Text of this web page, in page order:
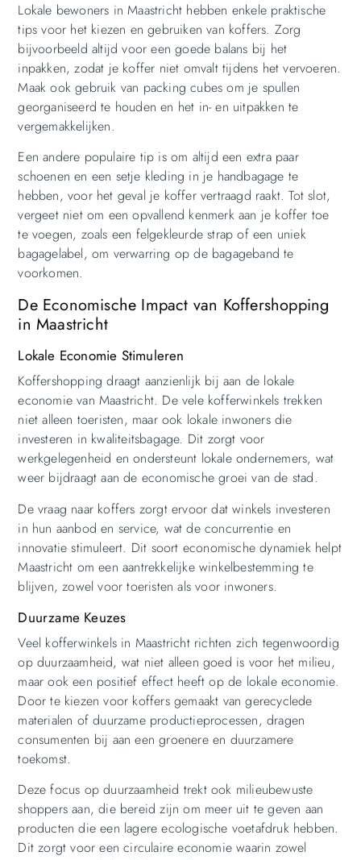
Lokale bewoners in Maastricht hebben enkele praktische
tips voor het kiezen en gebruiken van koffers. Zorg
bijvoorbeeld altijd voor een goede balans bij het
inpakken, zodat je koffer niet omvalt tijdens het vervoeren.
Maak ook gebruik van packing cubes om je spullen
georganiseerd te houden en het in- en uitpakken te
vergemakkelijken.
Een andere populaire tip is om altijd een extra paar
schoenen en een setje kleding in je handbagage te
hebben, voor het geval je koffer vertraagd raakt. Tot slot,
vergeet niet om een opvallend kenmerk aan je koffer toe
te voegen, zoals een felgekleurde strap of een uniek
bagagelabel, om verwarring op de bagageband te
voorkomen.
De Economische Impact van Koffershopping
in Maastricht
Lokale Economie Stimuleren
Koffershopping draagt aanzienlijk bij aan de lokale
economie van Maastricht. De vele kofferwinkels trekken
niet alleen toeristen, maar ook lokale inwoners die
investeren in kwaliteitsbagage. Dit zorgt voor
werkgelegenheid en ondersteunt lokale ondernemers, wat
weer bijdraagt aan de economische groei van de stad.
De vraag naar koffers zorgt ervoor dat winkels investeren
in hun aanbod en service, wat de concurrentie en
innovatie stimuleert. Dit soort economische dynamiek helpt
Maastricht om een aantrekkelijke winkelbestemming te
blijven, zowel voor toeristen als voor inwoners.
Duurzame Keuzes
Veel kofferwinkels in Maastricht richten zich tegenwoordig
op duurzaamheid, wat niet alleen goed is voor het milieu,
maar ook een positief effect heeft op de lokale economie.
Door te kiezen voor koffers gemaakt van gerecyclede
materialen of duurzame productieprocessen, dragen
consumenten bij aan een groenere en duurzamere
toekomst.
Deze focus op duurzaamheid trekt ook milieubewuste
shoppers aan, die bereid zijn om meer uit te geven aan
producten die een lagere ecologische voetafdruk hebben.
Dit zorgt voor een circulaire economie waarin zowel